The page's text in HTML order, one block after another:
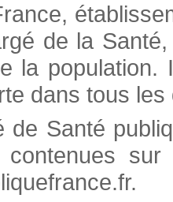
de la
la
dans tous
de Santé
contenues